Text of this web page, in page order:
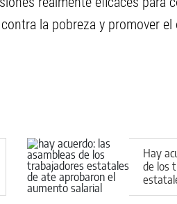
la pobreza y promover
Hay
de los
el